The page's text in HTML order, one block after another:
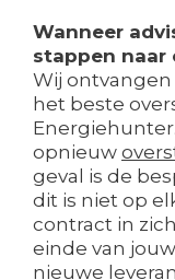
Wanneer
stappen naar
Wij ontvangen
het beste
opnieuw
geval is de
dit is niet op
contract in
einde van
nieuwe